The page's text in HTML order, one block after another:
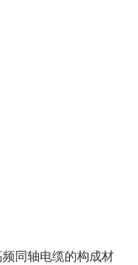
同轴电缆的构成材